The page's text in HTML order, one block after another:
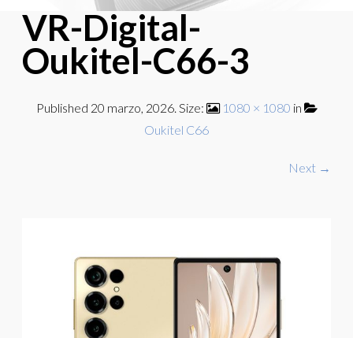
VR-Digital-
Oukitel-C66-3
Published 20 marzo, 2026. Size: 1080 × 1080 in
Oukitel C66
Next →